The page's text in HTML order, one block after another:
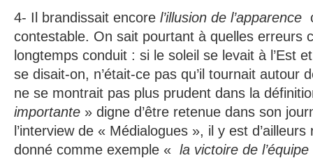
4- Il brandissait encore l’illusion de l’apparence
contestable. On sait pourtant à quelles erreurs
longtemps conduit : si le soleil se levait à l’Est
se disait-on, n’était-ce pas qu’il tournait autour
ne se montrait pas plus prudent dans la
importante » digne d’être retenue dans son
l’interview de « Médialogues », il y est
donné comme exemple « la victoire de